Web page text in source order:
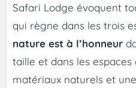
Safari Lodge évoquent
qui règne dans les trois
nature est à l’honneur
taille et dans les
matériaux naturels et